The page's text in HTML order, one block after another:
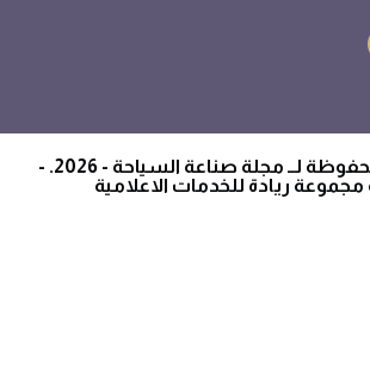
جميع الحقوق محفوظة لــ مجلة صناعة السياحة - 2026. -
ريادة للخدمات الاعلامية